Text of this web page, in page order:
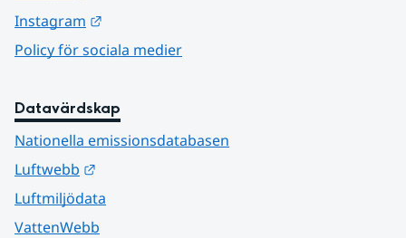
Instagram
Policy för sociala medier
Datavärdskap
Nationella emissionsdatabasen
Luftwebb
Luftmiljödata
VattenWebb